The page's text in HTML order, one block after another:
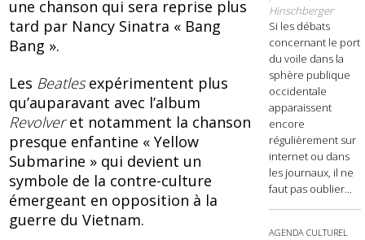
une chanson qui sera reprise plus
tard par Nancy Sinatra « Bang
Bang ».
Les Beatlesexpérimentent plus
qu’auparavant avec l’album
Revolveret notamment la chanson
presque enfantine « Yellow
Submarine » qui devient un
symbole de la contre-culture
émergeant en opposition à la
guerre du Vietnam.
Hinschberger
Si les débats
concernant le port
du voile dans la
sphère publique
occidentale
apparaissent
encore
régulièrement sur
internet ou dans
les journaux, il ne
faut pas oublier...
AGENDA CULTUREL